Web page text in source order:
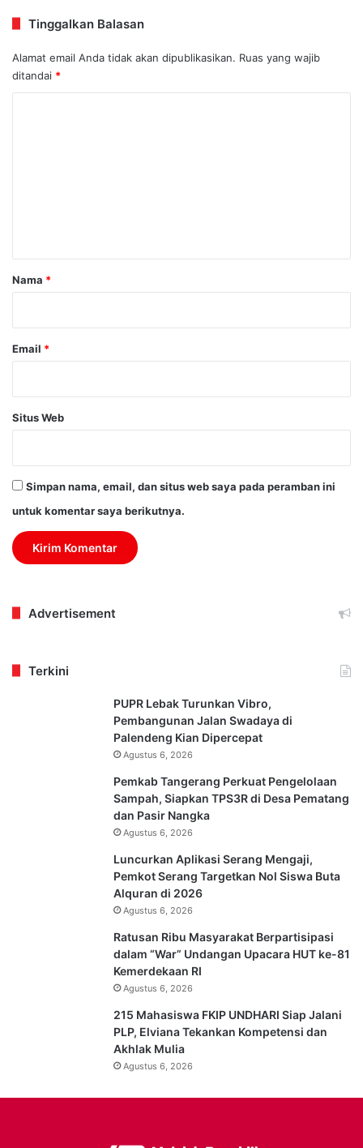
Tinggalkan Balasan
Alamat email Anda tidak akan dipublikasikan. Ruas yang wajib
ditandai *
rNama *
Email *
Situs Web
Simpan nama, email, dan situs web saya pada peramban ini
untuk komentar saya berikutnya.
Advertisement
Terkini
PUPR Lebak Turunkan Vibro,
Pembangunan Jalan Swadaya di
Palendeng Kian Dipercepat
Agustus 6, 2026
Pemkab Tangerang Perkuat Pengelolaan
Sampah, Siapkan TPS3R di Desa Pematang
dan Pasir Nangka
Agustus 6, 2026
Luncurkan Aplikasi Serang Mengaji,
Pemkot Serang Targetkan Nol Siswa Buta
Alquran di 2026
Agustus 6, 2026
Ratusan Ribu Masyarakat Berpartisipasi
dalam “War” Undangan Upacara HUT ke-81
Kemerdekaan RI
Agustus 6, 2026
215 Mahasiswa FKIP UNDHARI Siap Jalani
PLP, Elviana Tekankan Kompetensi dan
Akhlak Mulia
Agustus 6, 2026